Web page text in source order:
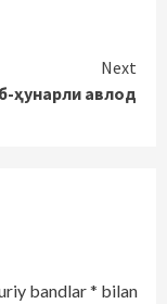
Next
ҳунарли авлод
bandlar* bilan